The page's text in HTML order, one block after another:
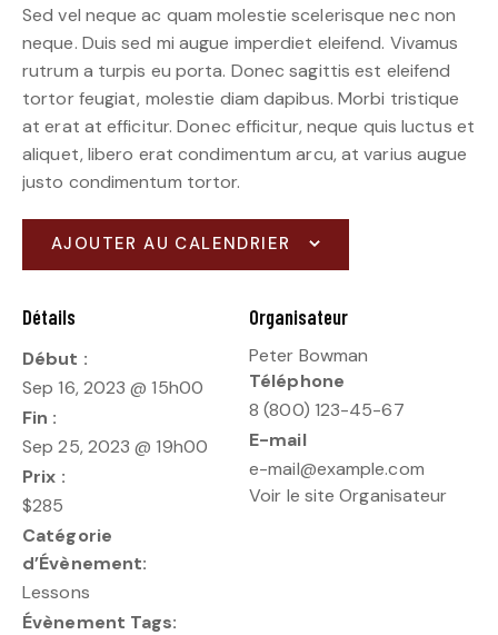
Sed vel neque ac quam molestie scelerisque nec non
neque. Duis sed mi augue imperdiet eleifend. Vivamus
rutrum a turpis eu porta. Donec sagittis est eleifend
tortor feugiat, molestie diam dapibus. Morbi tristique
at erat at efficitur. Donec efficitur, neque quis luctus et
aliquet, libero erat condimentum arcu, at varius augue
justo condimentum tortor.
AJOUTER AU CALENDRIER
Détails
Début :
Sep 16, 2023 @ 15h00
Fin :
Sep 25, 2023 @ 19h00
Prix :
$285
Catégorie
d’Évènement:
Lessons
Évènement Tags:
Organisateur
Peter Bowman
Téléphone
8 (800) 123-45-67
E-mail
e-mail@example.com
Voir le site Organisateur